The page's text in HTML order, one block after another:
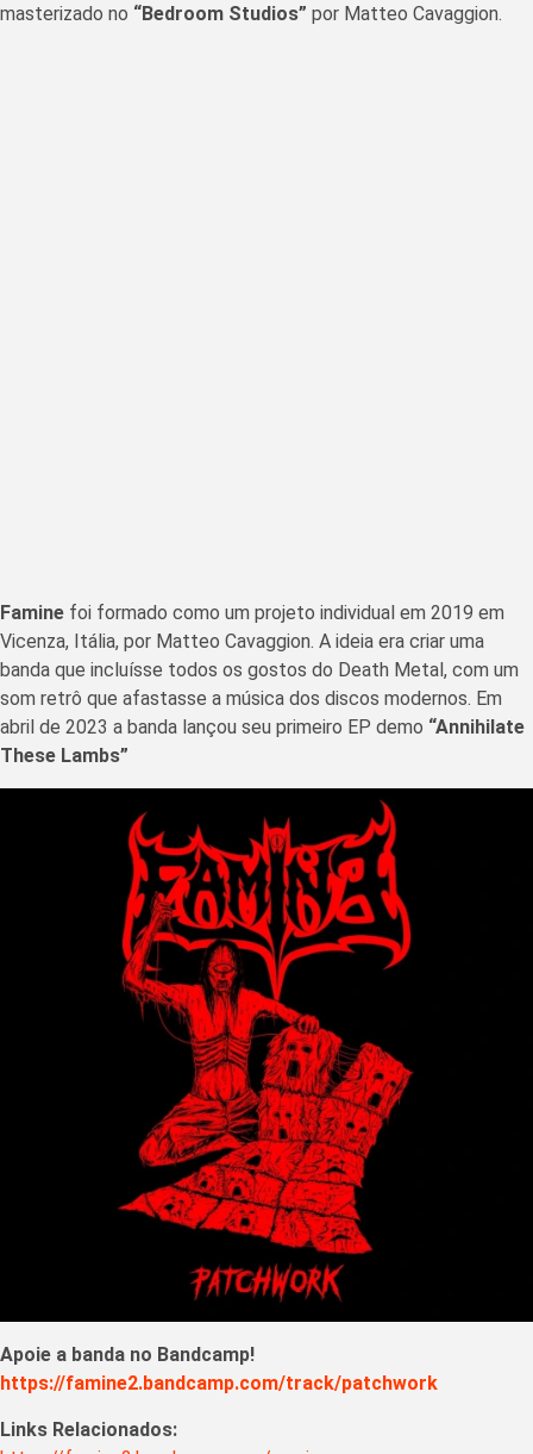
masterizado no “Bedroom Studios” por Matteo Cavaggion.
Famine foi formado como um projeto individual em 2019 em
Vicenza, Itália, por Matteo Cavaggion. A ideia era criar uma
banda que incluísse todos os gostos do Death Metal, com um
som retrô que afastasse a música dos discos modernos. Em
abril de 2023 a banda lançou seu primeiro EP demo “Annihilate
These Lambs”
Apoie a banda no Bandcamp!
https://famine2.bandcamp.com/track/patchwork
Links Relacionados: